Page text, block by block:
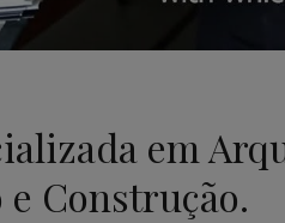
em
Construção.